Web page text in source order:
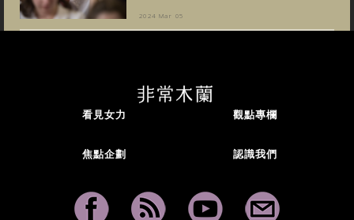
2024 Mar 05
看見女力 觀點專欄
焦點企劃 認識我們